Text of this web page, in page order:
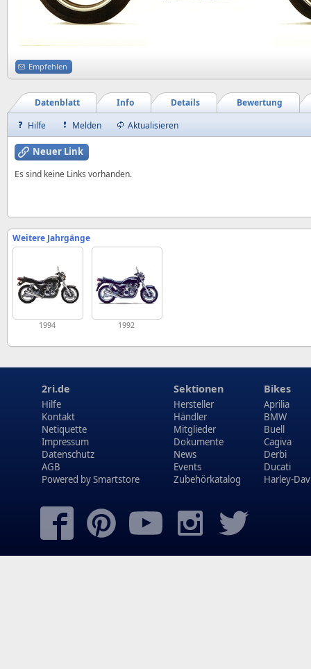
Empfehlen
Bewertung
Details
Info
Datenblatt
Hilfe
Melden Aktualisieren
Neuer Link
Es sind keine Links vorhanden.
Weitere Jahrgänge
1994 1992
2ri.de
Hilfe
Kontakt
Netiquette
Impressum
Datenschutz
AGB
Powered bySmartstore
Sektionen
Hersteller
Händler
Mitglieder
Dokumente
News
Events
Zubehörkatalog
Bikes
Aprilia
BMW
Buell
Cagiva
Derbi
Ducati
Harley-